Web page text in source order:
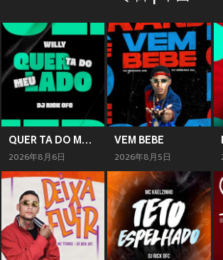
QUER TA DO MEU LADO
2026年8月6日
VEM BEBE
2026年8月5日